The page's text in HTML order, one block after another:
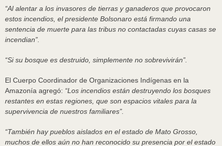
“Al alentar a los invasores de tierras y ganaderos que provocaron
estos incendios, el presidente Bolsonaro está firmando una
sentencia de muerte para las tribus no contactadas cuyas casas se
incendian”.
“Si su bosque es destruido, simplemente no sobrevivirán”.
El Cuerpo Coordinador de Organizaciones Indígenas en la
Amazonía agregó: “Los incendios están destruyendo los bosques
restantes en estas regiones, que son espacios vitales para la
supervivencia de nuestros familiares”.
“También hay pueblos aislados en el estado de Mato Grosso,
muchos de ellos aún no han reconocido su presencia por el estado